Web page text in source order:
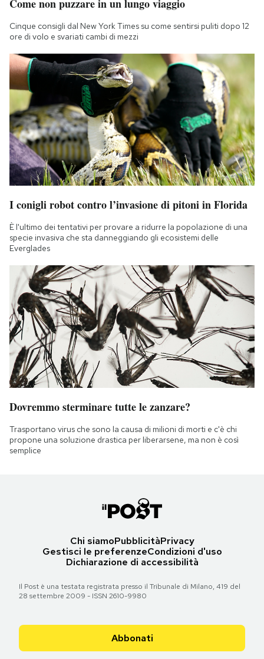
Come non puzzare in un lungo viaggio
Cinque consigli dal New York Times su come sentirsi puliti dopo 12
ore di volo e svariati cambi di mezzi
I conigli robot contro l’invasione di pitoni in Florida
È l'ultimo dei tentativi per provare a ridurre la popolazione di una
specie invasiva che sta danneggiando gli ecosistemi delle
Everglades
Dovremmo sterminare tutte le zanzare?
Trasportano virus che sono la causa di milioni di morti e c'è chi
propone una soluzione drastica per liberarsene, ma non è così
semplice
Chi siamoPubblicitàPrivacy
Gestisci le preferenzeCondizioni d'uso
Dichiarazione di accessibilità
Il Post è una testata registrata presso il Tribunale di Milano, 419 del
28 settembre 2009 - ISSN 2610-9980
Abbonati